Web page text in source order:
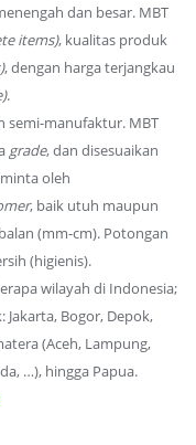
dan besar. MBT
items), kualitas produk
, dengan harga terjangkau
.
semi-manufaktur. MBT
grade, dan disesuaikan
oleh
, baik utuh maupun
(mm-cm). Potongan
(higienis).
wilayah di Indonesia;
Jakarta, Bogor, Depok,
(Aceh, Lampung,
…), hingga Papua.